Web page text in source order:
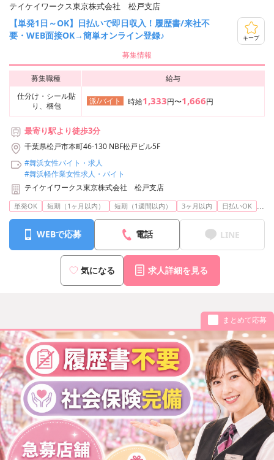
テイケイワークス東京株式会社 松戸支店
【単発1日～OK】日払いで即日収入！履歴書/来社不
要・WEB面接OK→簡単オンライン登録♪
キープ
募集情報
募集職種
給与
仕分け・シール貼
り、梱包
派/バイト 時給1,333円〜1,666円
最寄り駅より徒歩3分
千葉県松戸市本町46-130 NBF松戸ビル5F
#舞浜女性バイト・求人
#舞浜軽作業女性求人・バイト
テイケイワークス東京株式会社 松戸支店
単発OK 短期（1ヶ月以内） 短期（1週間以内） 3ヶ月以内 日払いOK ...
WEBで応募 電話 LINE
気になる 求人詳細を見る
まとめて応募